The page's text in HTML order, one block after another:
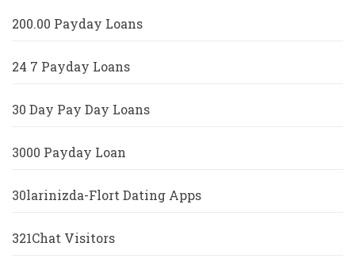
200.00 Payday Loans
24 7 Payday Loans
30 Day Pay Day Loans
3000 Payday Loan
30larinizda-Flort Dating Apps
321Chat Visitors